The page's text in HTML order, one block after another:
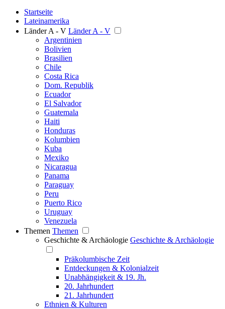
Startseite
Lateinamerika
Länder A - V Länder A - V
Argentinien
Bolivien
Brasilien
Chile
Costa Rica
Dom. Republik
Ecuador
El Salvador
Guatemala
Haiti
Honduras
Kolumbien
Kuba
Mexiko
Nicaragua
Panama
Paraguay
Peru
Puerto Rico
Uruguay
Venezuela
Themen Themen
Geschichte & Archäologie Geschichte & Archäologie
Präkolumbische Zeit
Entdeckungen & Kolonialzeit
Unabhängigkeit & 19. Jh.
20. Jahrhundert
21. Jahrhundert
Ethnien & Kulturen